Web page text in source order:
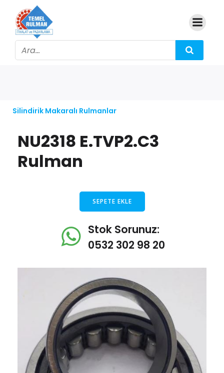
Silindirik Makaralı Rulmanlar
NU2318 E.TVP2.C3
Rulman
SEPETE EKLE
Stok Sorunuz:
0532 302 98 20